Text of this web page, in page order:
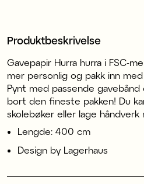
Produktbeskrivelse
Gavepapir Hurra hurra i FSC-
mer personlig og pakk inn
Pynt med passende
bort den fineste pakken! Du
skolebøker eller lage håndverk
Lengde: 400 cm
Design by Lagerhaus